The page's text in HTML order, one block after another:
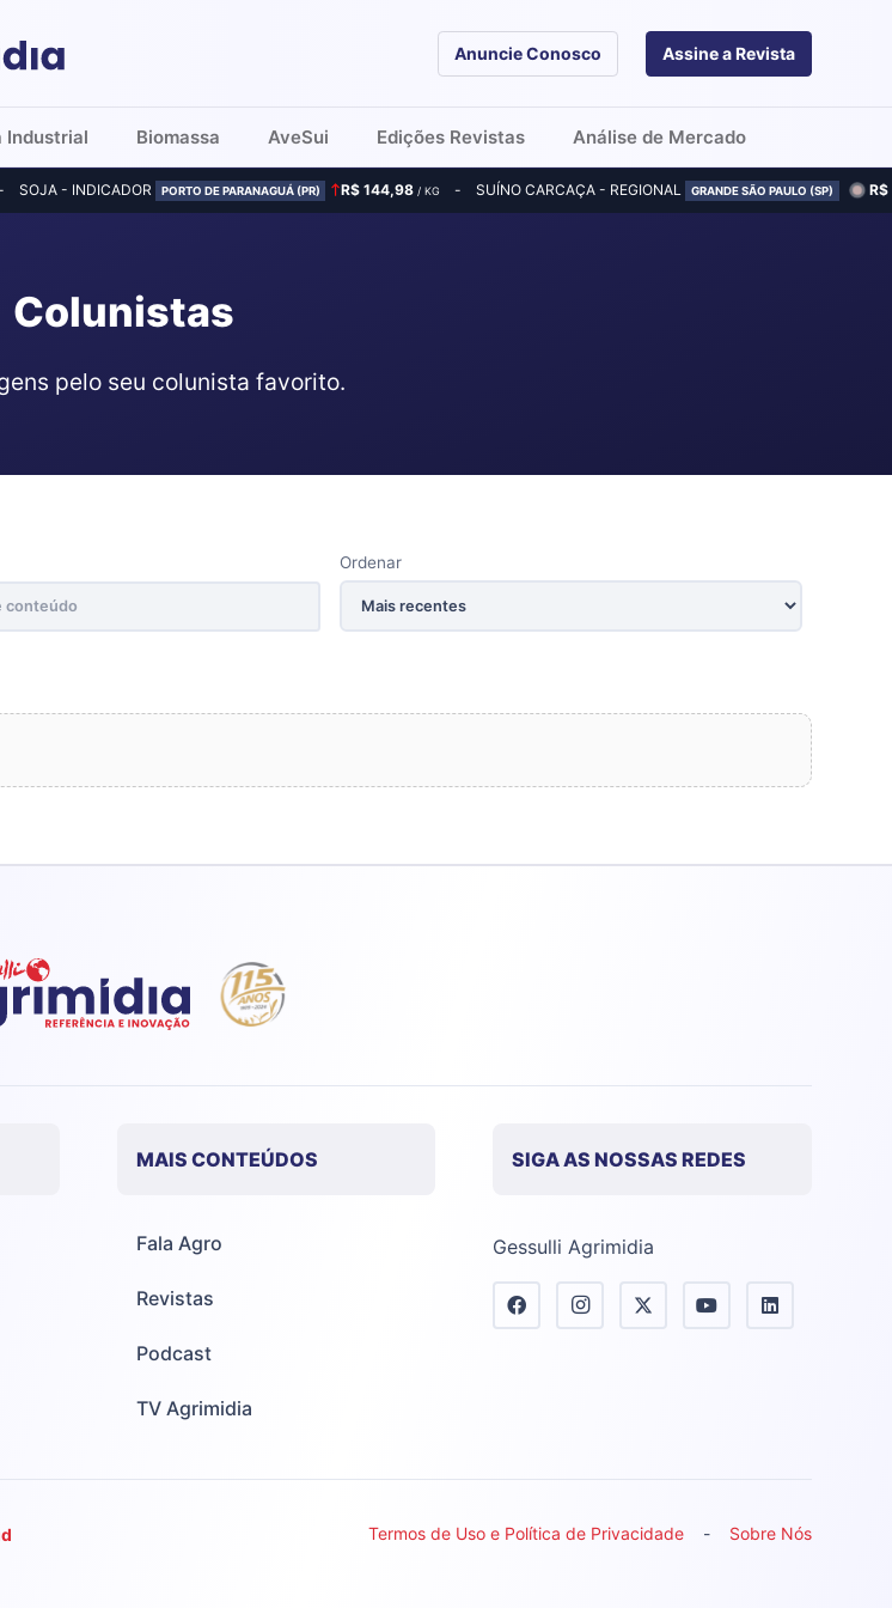
Anuncie Conosco Assine a Revista
Industrial Biomassa AveSui Edições Revistas Análise de Mercado
SOJA - INDICADOR PORTO DE PARANAGUÁ (PR) R$ 144,98 / KG SUÍNO CARCAÇA - REGIONAL GRANDE SÃO PAULO (SP)
Colunistas
pelo seu colunista favorito.
Ordenar
MAIS CONTEÚDOS
Fala Agro
Revistas
Podcast
TV Agrimidia
SIGA AS NOSSAS REDES
Gessulli Agrimidia
Termos de Uso e Política de Privacidade Sobre Nós